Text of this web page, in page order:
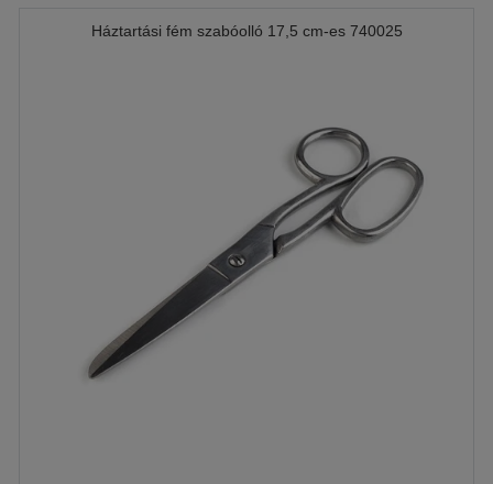
Háztartási fém szabóolló 17,5 cm-es 740025